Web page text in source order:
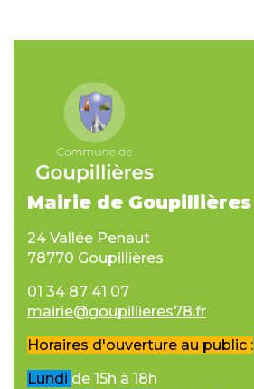
Mairie de Goupillières
24 Vallée Penaut
78770 Goupillières
01 34 87 41 07
mairie@goupillieres78.fr
Horaires d'ouverture au public :
Lundi de 15h à 18h